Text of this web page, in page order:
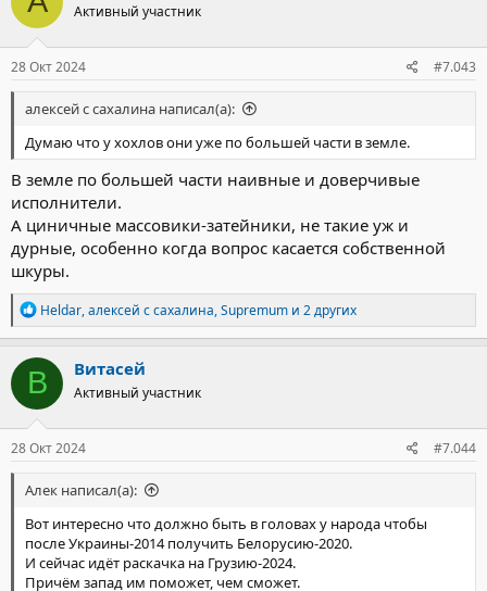
Активный участник
28 Окт 2024 #7.043
алексей с сахалина написал(а):
Думаю что у хохлов они уже по большей части в земле.
В земле по большей части наивные и доверчивые
исполнители.
А циничные массовики-затейники, не такие уж и
дурные, особенно когда вопрос касается собственной
шкуры.
Р
е
а
к
ц
и
и
:
Heldar,алексей с сахалина,Supremum и 2 других
В Витасей
Активный участник
28 Окт 2024 #7.044
Алек написал(а):
Вот интересно что должно быть в головах у народа чтобы
после Украины-2014 получить Белорусию-2020.
И сейчас идёт раскачка на Грузию-2024.
Причём запад им поможет, чем сможет.